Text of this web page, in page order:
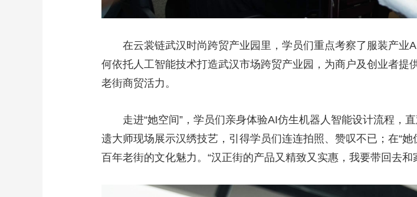
在云裳链武汉时尚跨贸产业园里，学员们重点考察了服装产
何依托人工智能技术打造武汉市场跨贸产业园，为商户及创业者
老街商贸活力。
走进“她空间”，学员们亲身体验AI仿生机器人智能设计流程，
遗大师现场展示汉绣技艺，引得学员们连连拍照、赞叹不已；在“
百年老街的文化魅力。“汉正街的产品又精致又实惠，我要带回去和